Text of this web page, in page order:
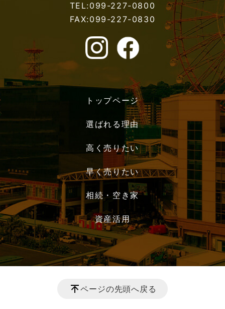
TEL:099-227-0800
FAX:099-227-0830
トップページ
選ばれる理由
高く売りたい
早く売りたい
相続・空き家
資産活用
ページの先頭へ戻る